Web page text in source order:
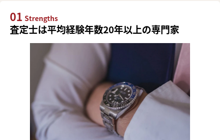
01 Strengths
査定士は平均経験年数20年以上の専門家